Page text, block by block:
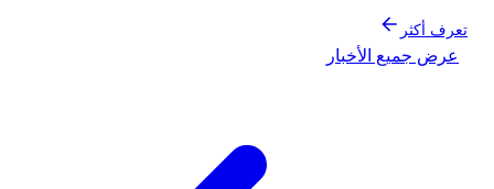
تعرف أكثر
عرض جميع الأخبار